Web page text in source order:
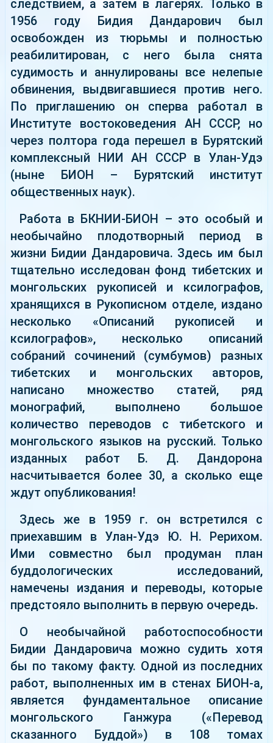
следствием, а затем в лагерях. Только в
1956 году Бидия Дандарович был
освобожден из тюрьмы и полностью
реабилитирован, с него была снята
судимость и аннулированы все нелепые
обвинения, выдвигавшиеся против него.
По приглашению он сперва работал в
Институте востоковедения АН СССР, но
через полтора года перешел в Бурятский
комплексный НИИ АН СССР в Улан-Удэ
(ныне БИОН – Бурятский институт
общественных наук).
Работа в БКНИИ-БИОН – это особый и
необычайно плодотворный период в
жизни Бидии Дандаровича. Здесь им был
тщательно исследован фонд тибетских и
монгольских рукописей и ксилографов,
хранящихся в Рукописном отделе, издано
несколько «Описаний рукописей и
ксилографов», несколько описаний
собраний сочинений (сумбумов) разных
тибетских и монгольских авторов,
написано множество статей, ряд
монографий, выполнено большое
количество переводов с тибетского и
монгольского языков на русский. Только
изданных работ Б. Д. Дандорона
насчитывается более 30, а сколько еще
ждут опубликования!
Здесь же в 1959 г. он встретился с
приехавшим в Улан-Удэ Ю. Н. Рерихом.
Ими совместно был продуман план
буддологических исследований,
намечены издания и переводы, которые
предстояло выполнить в первую очередь.
О необычайной работоспособности
Бидии Дандаровича можно судить хотя
бы по такому факту. Одной из последних
работ, выполненных им в стенах БИОН-а,
является фундаментальное описание
монгольского Ганжура («Перевод
сказанного Буддой») в 108 томах